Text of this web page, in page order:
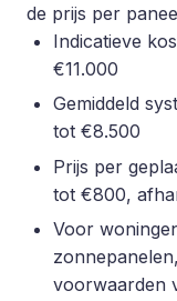
de prijs per
Indicatieve
€11.000
Gemiddeld
tot €8.500
Prijs per
tot €800,
Voor
voorwaarden